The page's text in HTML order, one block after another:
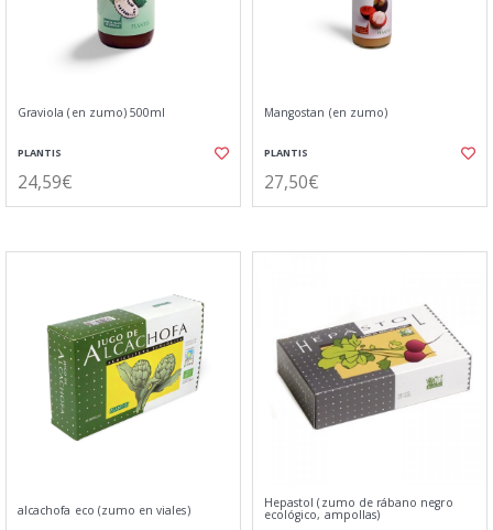
Graviola (en zumo) 500ml
PLANTIS
24,59€
Mangostan (en zumo)
PLANTIS
27,50€
alcachofa eco (zumo en viales) Hepastol (zumo de rábano negro
ecológico, ampollas)